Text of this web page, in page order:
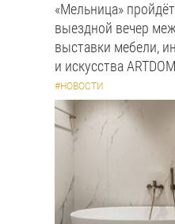
«Мельница»
выездной вечер
выставки мебели,
и искусства
#НОВОСТИ